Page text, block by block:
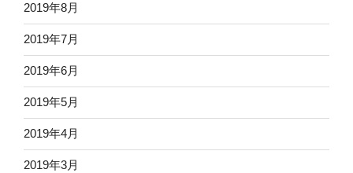
2019年8月
2019年7月
2019年6月
2019年5月
2019年4月
2019年3月